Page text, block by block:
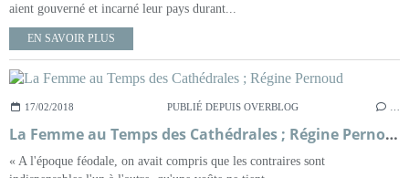
aient gouverné et incarné leur pays durant...
EN SAVOIR PLUS
17/02/2018 PUBLIÉ DEPUIS OVERBLOG
La Femme au Temps des Cathédrales ; Régine Pernoud
« A l'époque féodale, on avait compris que les contraires sont